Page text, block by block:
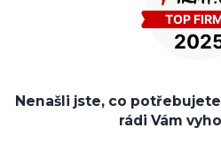
Nenašli jste, co
rádi Vám